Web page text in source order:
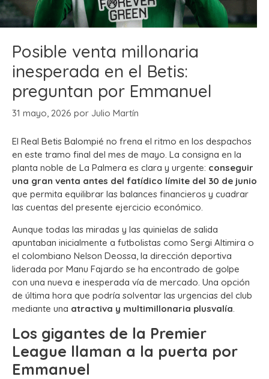
Posible venta millonaria
inesperada en el Betis:
preguntan por Emmanuel
31 mayo, 2026 por Julio Martín
El Real Betis Balompié no frena el ritmo en los despachos
en este tramo final del mes de mayo. La consigna en la
planta noble de La Palmera es clara y urgente: conseguir
una gran venta antes del fatídico límite del 30 de junio
que permita equilibrar las balances financieros y cuadrar
las cuentas del presente ejercicio económico.
Aunque todas las miradas y las quinielas de salida
apuntaban inicialmente a futbolistas como Sergi Altimira o
el colombiano Nelson Deossa, la dirección deportiva
liderada por Manu Fajardo se ha encontrado de golpe
con una nueva e inesperada vía de mercado. Una opción
de última hora que podría solventar las urgencias del club
mediante una atractiva y multimillonaria plusvalía.
Los gigantes de la Premier
League llaman a la puerta por
Emmanuel